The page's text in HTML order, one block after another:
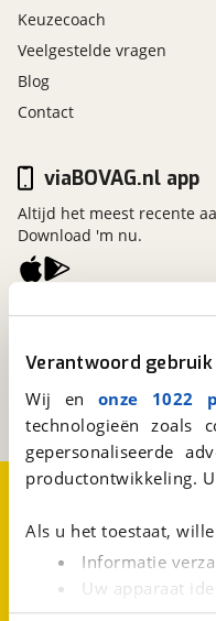
Verantwoord gebruik
Wij en onze 1022
technologieën
gepersonaliseerde
productontwikkeling.
Als u het toestaat,
Informatie
Uw apparaat
Keuzecoach
Veelgestelde vragen
Blog
Contact
viaBOVAG.nl
Kosterijland
3981 AJ Bunnik
Een initiatief van
viaBOVAG.nl app
Altijd het meest recente
Download 'm nu.
Over viaBOVAG.nl